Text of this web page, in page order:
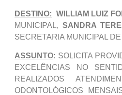
DESTINO: WILLIAM LUIZ
MUNICIPAL, SANDRA
SECRETARIA MUNICIPAL
ASSUNTO: SOLICITA
EXCELÊNCIAS NO
REALIZADOS
ODONTOLÓGICOS